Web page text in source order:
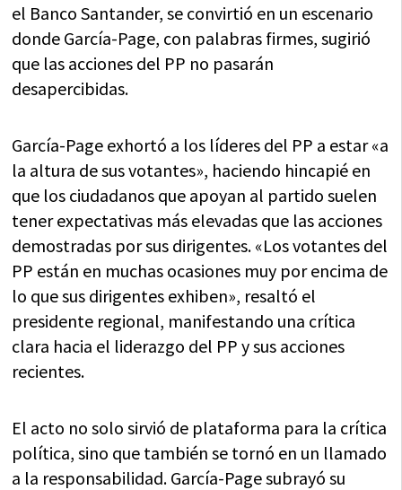
el Banco Santander, se convirtió en un escenario
donde García-Page, con palabras firmes, sugirió
que las acciones del PP no pasarán
desapercibidas.
García-Page exhortó a los líderes del PP a estar «a
la altura de sus votantes», haciendo hincapié en
que los ciudadanos que apoyan al partido suelen
tener expectativas más elevadas que las acciones
demostradas por sus dirigentes. «Los votantes del
PP están en muchas ocasiones muy por encima de
lo que sus dirigentes exhiben», resaltó el
presidente regional, manifestando una crítica
clara hacia el liderazgo del PP y sus acciones
recientes.
El acto no solo sirvió de plataforma para la crítica
política, sino que también se tornó en un llamado
a la responsabilidad. García-Page subrayó su